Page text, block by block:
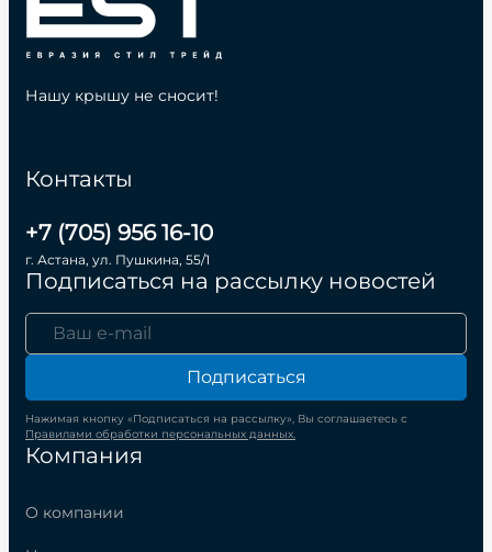
Компания
О компании
Контакты
+7 (705) 956 16-10
г. Астана, ул. Пушкина, 55/1
Подписаться на рассылку новостей
Подписаться
Нажимая кнопку «Подписаться на рассылку», Вы соглашаетесь с
Правилами обработки персональных данных.
Нашу крышу не сносит!